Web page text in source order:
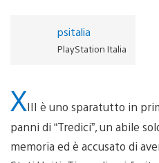
psitalia
PlayStation Italia
XIII è uno sparatutto in
panni di “Tredici”, un abile
memoria ed è accusato di